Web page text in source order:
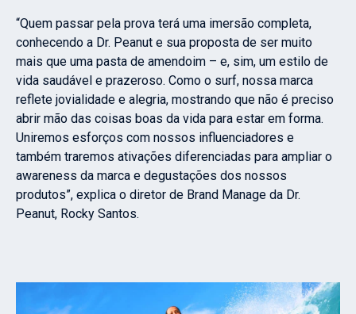
“Quem passar pela prova terá uma imersão completa,
conhecendo a Dr. Peanut e sua proposta de ser muito
mais que uma pasta de amendoim – e, sim, um estilo de
vida saudável e prazeroso. Como o surf, nossa marca
reflete jovialidade e alegria, mostrando que não é preciso
abrir mão das coisas boas da vida para estar em forma.
Uniremos esforços com nossos influenciadores e
também traremos ativações diferenciadas para ampliar o
awareness da marca e degustações dos nossos
produtos”, explica o diretor de Brand Manage da Dr.
Peanut, Rocky Santos.